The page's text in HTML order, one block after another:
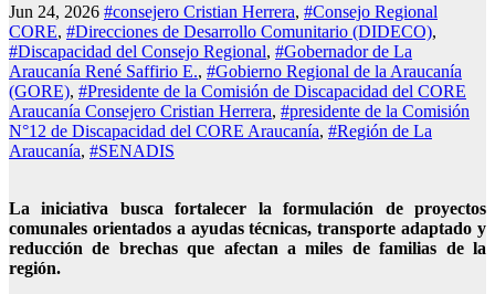
Jun 24, 2026 #consejero Cristian Herrera, #Consejo Regional
CORE, #Direcciones de Desarrollo Comunitario (DIDECO),
#Discapacidad del Consejo Regional, #Gobernador de La
Araucanía René Saffirio E., #Gobierno Regional de la Araucanía
(GORE), #Presidente de la Comisión de Discapacidad del CORE
Araucanía Consejero Cristian Herrera, #presidente de la Comisión
N°12 de Discapacidad del CORE Araucanía, #Región de La
Araucanía, #SENADIS
La iniciativa busca fortalecer la formulación de proyectos
comunales orientados a ayudas técnicas, transporte adaptado y
reducción de brechas que afectan a miles de familias de la
región.